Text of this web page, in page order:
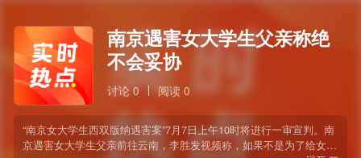
南京遇害女大学生父亲称绝
不会妥协
讨论 0 阅读 0
“南京女大学生西双版纳遇害案”7月7日上午10时将进行一审宣判。南
京遇害女大学生父亲前往云南，李胜发视频称，如果不是为了给女儿